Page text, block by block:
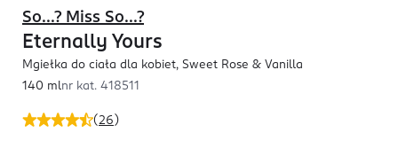
(26 )
So...? Miss So...?
Eternally Yours
Mgiełka do ciała dla kobiet, Sweet Rose & Vanilla
140 mlnr kat. 418511